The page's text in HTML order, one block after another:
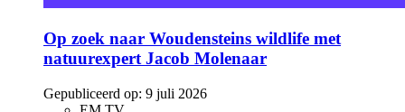
Op zoek naar Woudensteins wildlife met
natuurexpert Jacob Molenaar
Gepubliceerd op: 9 juli 2026